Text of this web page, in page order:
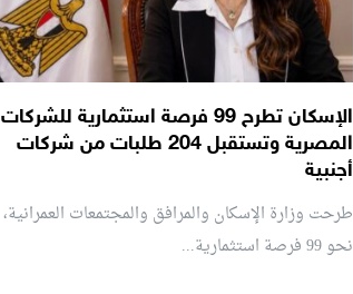
الإسكان تطرح 99 فرصة استثمارية للشركات
المصرية وتستقبل 204 طلبات من شركات
أجنبية
طرحت وزارة الإسكان والمرافق والمجتمعات العمرانية،
نحو 99 فرصة استثمارية...